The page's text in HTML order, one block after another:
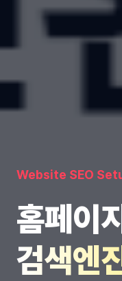
Website SEO
홈페이
검색엔